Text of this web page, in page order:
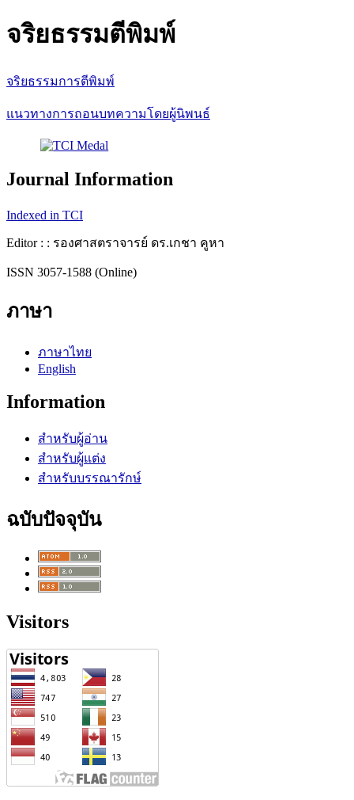
จริยธรรมตีพิมพ์
จริยธรรมการตีพิมพ์
แนวทางการถอนบทความโดยผู้นิพนธ์
Journal Information
Indexed in TCI
Editor : : รองศาสตราจารย์ ดร.เกชา คูหา
ISSN 3057-1588 (Online)
ภาษา
ภาษาไทย
English
Information
สำหรับผู้อ่าน
สำหรับผู้แต่ง
สำหรับบรรณารักษ์
ฉบับปัจจุบัน
Visitors